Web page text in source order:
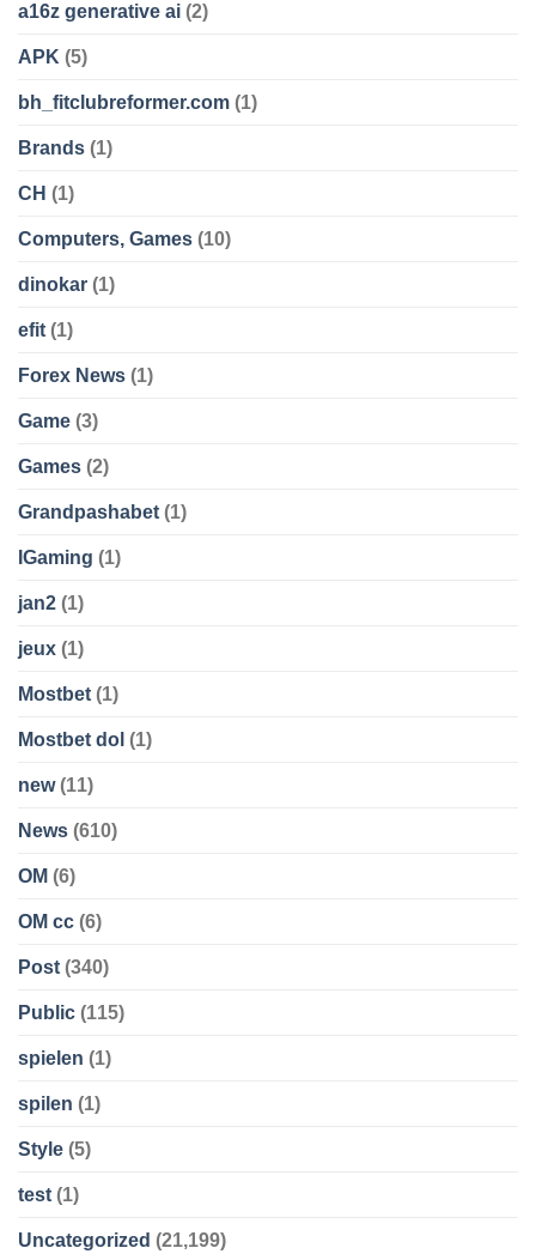
a16z generative ai (2)
APK (5)
bh_fitclubreformer.com (1)
Brands (1)
CH (1)
Computers, Games (10)
dinokar (1)
efit (1)
Forex News (1)
Game (3)
Games (2)
Grandpashabet (1)
IGaming (1)
jan2 (1)
jeux (1)
Mostbet (1)
Mostbet dol (1)
new(11)
News (610)
OM (6)
OM cc (6)
Post (340)
Public (115)
spielen (1)
spilen (1)
Style (5)
test (1)
Uncategorized (21,199)